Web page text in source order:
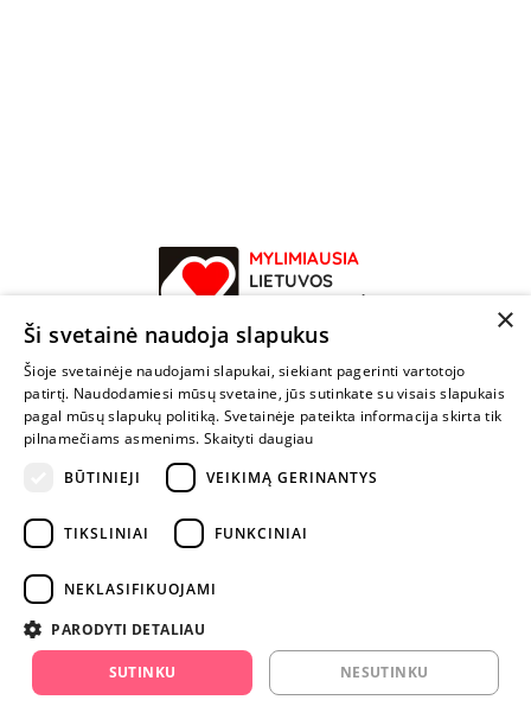
MYLIMIAUSIA
LIETUVOS
ELEKTRONINĖ
PARDUOTUVĖ
NENUSTOK
ŽAISTI
+370 600 84088
info@fantazijos.lt
instagram.com/fantazijos.lt
Karjera
×
Ši svetainė naudoja slapukus
Šioje svetainėje naudojami slapukai, siekiant pagerinti vartotojo
patirtį. Naudodamiesi mūsų svetaine, jūs sutinkate su visais slapukais
pagal mūsų slapukų politiką. Svetainėje pateikta informacija skirta tik
pilnamečiams asmenims. Skaityti daugiau
BŪTINIEJI
VEIKIMĄ GERINANTYS
TIKSLINIAI FUNKCINIAI
NEKLASIFIKUOJAMI
PARODYTI DETALIAU
SUTINKU NESUTINKU